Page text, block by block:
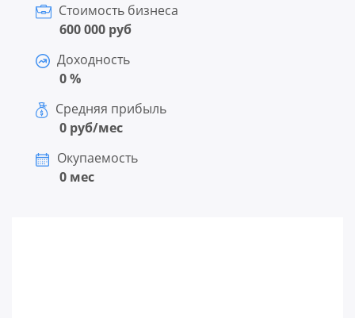
Стоимость бизнеса
600 000 руб
Доходность
0 %
Средняя прибыль
0 руб/мес
Окупаемость
0 мес